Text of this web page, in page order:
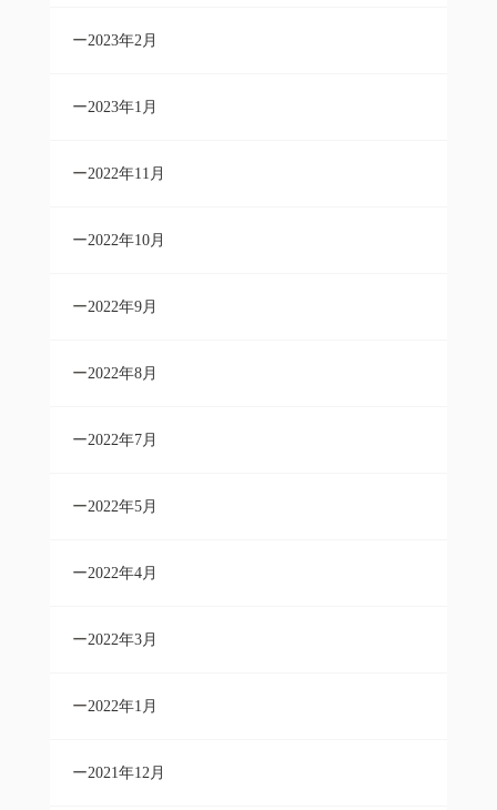
2023年2月
2023年1月
2022年11月
2022年10月
2022年9月
2022年8月
2022年7月
2022年5月
2022年4月
2022年3月
2022年1月
2021年12月